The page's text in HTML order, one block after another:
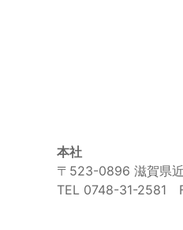
本社
〒523-0896 滋賀県
TEL 0748-31-2581